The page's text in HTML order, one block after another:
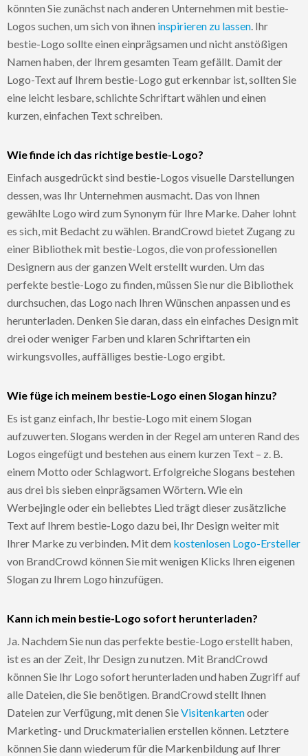
könnten Sie zunächst nach anderen Unternehmen mit bestie-
Logos suchen, um sich von ihnen inspirieren zu lassen . Ihr
bestie-Logo sollte einen einprägsamen und nicht anstößigen
Namen haben, der Ihrem gesamten Team gefällt. Damit der
Logo-Text auf Ihrem bestie-Logo gut erkennbar ist, sollten Sie
eine leicht lesbare, schlichte Schriftart wählen und einen
kurzen, einfachen Text schreiben.
Wie finde ich das richtige bestie-Logo?
Einfach ausgedrückt sind bestie-Logos visuelle Darstellungen
dessen, was Ihr Unternehmen ausmacht. Das von Ihnen
gewählte Logo wird zum Synonym für Ihre Marke. Daher lohnt
es sich, mit Bedacht zu wählen. BrandCrowd bietet Zugang zu
einer Bibliothek mit bestie-Logos, die von professionellen
Designern aus der ganzen Welt erstellt wurden. Um das
perfekte bestie-Logo zu finden, müssen Sie nur die Bibliothek
durchsuchen, das Logo nach Ihren Wünschen anpassen und es
herunterladen. Denken Sie daran, dass ein einfaches Design mit
drei oder weniger Farben und klaren Schriftarten ein
wirkungsvolles, auffälliges bestie-Logo ergibt.
Wie füge ich meinem bestie-Logo einen Slogan hinzu?
Es ist ganz einfach, Ihr bestie-Logo mit einem Slogan
aufzuwerten. Slogans werden in der Regel am unteren Rand des
Logos eingefügt und bestehen aus einem kurzen Text – z. B.
einem Motto oder Schlagwort. Erfolgreiche Slogans bestehen
aus drei bis sieben einprägsamen Wörtern. Wie ein
Werbejingle oder ein beliebtes Lied trägt dieser zusätzliche
Text auf Ihrem bestie-Logo dazu bei, Ihr Design weiter mit
Ihrer Marke zu verbinden. Mit dem kostenlosen Logo-Ersteller
von BrandCrowd können Sie mit wenigen Klicks Ihren eigenen
Slogan zu Ihrem Logo hinzufügen.
Kann ich mein bestie-Logo sofort herunterladen?
Ja. Nachdem Sie nun das perfekte bestie-Logo erstellt haben,
ist es an der Zeit, Ihr Design zu nutzen. Mit BrandCrowd
können Sie Ihr Logo sofort herunterladen und haben Zugriff auf
alle Dateien, die Sie benötigen. BrandCrowd stellt Ihnen
Dateien zur Verfügung, mit denen SieVisitenkartenoder
Marketing- und Druckmaterialien erstellen können. Letztere
können Sie dann wiederum für die Markenbildung auf Ihrer